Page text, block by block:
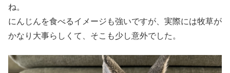
ね。
にんじんを食べるイメージも強いですが、実際には牧草が
かなり大事らしくて、そこも少し意外でした。